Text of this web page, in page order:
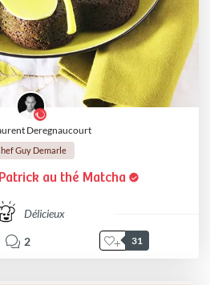
Deregnaucourt
Guy Demarle
au thé Matcha
Délicieux
2 31